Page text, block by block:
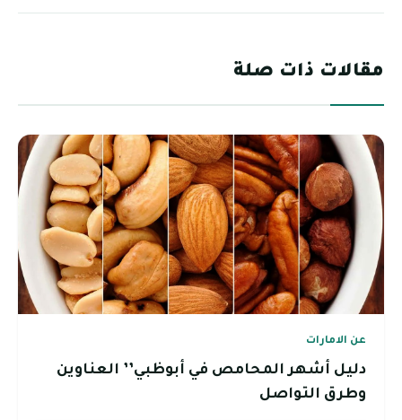
مقالات ذات صلة
عن الامارات
دليل أشهر المحامص في أبوظبي’’ العناوين
وطرق التواصل